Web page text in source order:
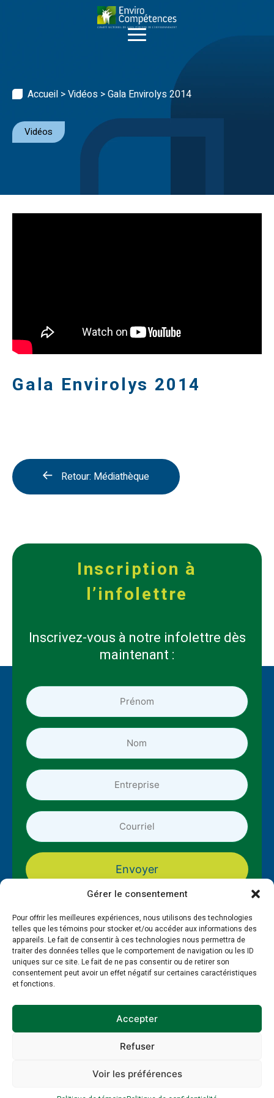
Gérer le consentement
Pour offrir les meilleures expériences, nous utilisons des technologies
telles que les témoins pour stocker et/ou accéder aux informations des
appareils. Le fait de consentir à ces technologies nous permettra de
traiter des données telles que le comportement de navigation ou les ID
uniques sur ce site. Le fait de ne pas consentir ou de retirer son
consentement peut avoir un effet négatif sur certaines caractéristiques
et fonctions.
Accepter
Refuser
Voir les préférences
Accueil >Vidéos >Gala Envirolys 2014
Vidéos
Gala Envirolys 2014
Retour: Médiathèque
Inscription à
l’infolettre
Inscrivez-vous à notre infolettre dès
maintenant :
Prénom
*
*
Nom
*
*
Entreprise
Adresse
courriel
*
À propos
Politique de témoinsPolitique de confidentialité
Factory etMy Little Big Web